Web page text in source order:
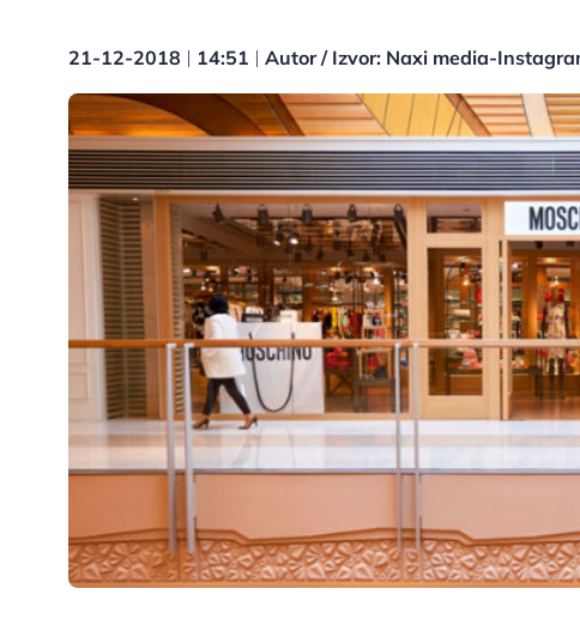
21-12-2018 14:51 Autor / Izvor: Naxi media-